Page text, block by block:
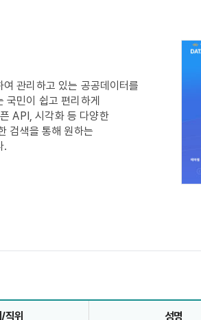
관리하고 있는 공공데이터를
국민이 쉽고 편리하게
API, 시각화 등 다양한
검색을 통해 원하는
.
직위 성명